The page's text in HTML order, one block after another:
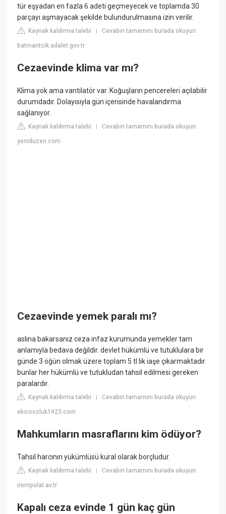
tür eşyadan en fazla 6 adeti geçmeyecek ve toplamda 30
parçayı aşmayacak şekilde bulundurulmasına izin verilir.
Kaynak kaldırma talebi |Cevabın tamamını burada okuyun:
batmantcik.adalet.gov.tr
Cezaevinde klima var mı?
Klima yok ama vantilatör var. Koğuşların pencereleri açılabilir
durumdadır. Dolayısıyla gün içerisinde havalandırma
sağlanıyor.
Kaynak kaldırma talebi |Cevabın tamamını burada okuyun:
yeniduzen.com
Cezaevinde yemek paralı mı?
aslına bakarsanız ceza infaz kurumunda yemekler tam
anlamıyla bedava değildir. devlet hükümlü ve tutuklulara bir
günde 3 öğün olmak üzere toplam 5 tl lik iaşe çıkarmaktadır.
bunlar her hükümlü ve tutukludan tahsil edilmesi gereken
paralardır.
Kaynak kaldırma talebi |Cevabın tamamını burada okuyun:
eksisozluk1923.com
Mahkumların masraflarını kim ödüyor?
Tahsil harcının yükümlüsü kural olarak borçludur.
Kaynak kaldırma talebi |Cevabın tamamını burada okuyun:
irempolat.av.tr
Kapalı ceza evinde 1 gün kaç gün